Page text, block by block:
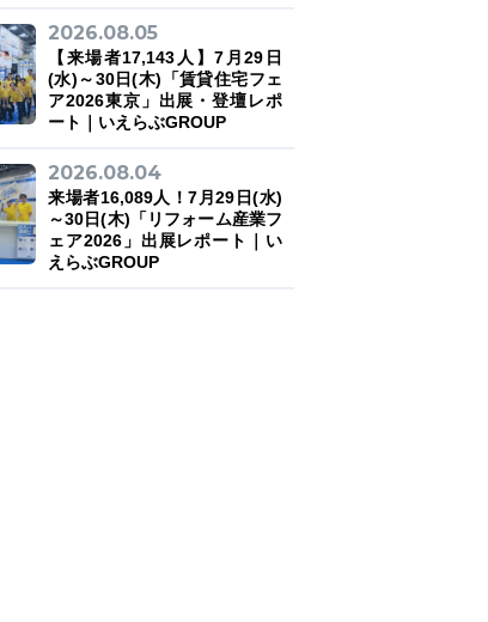
2026.08.05
【来場者17,143人】7月29日
(水)～30日(木)「賃貸住宅フェ
ア2026東京」出展・登壇レポ
ート｜いえらぶGROUP
2026.08.04
来場者16,089人！7月29日(水)
～30日(木)「リフォーム産業フ
ェア2026」出展レポート｜い
えらぶGROUP